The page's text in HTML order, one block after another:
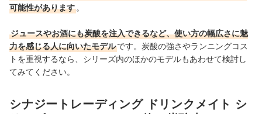
可能性があります 。
ジュースやお酒にも炭酸を注入できるなど、使い方の幅広さに魅
力を感じる人に向いたモデルです。炭酸の強さやランニングコス
トを重視するなら、シリーズ内のほかのモデルもあわせて検討し
てみてください。
シナジートレーディング ドリンクメイト シ